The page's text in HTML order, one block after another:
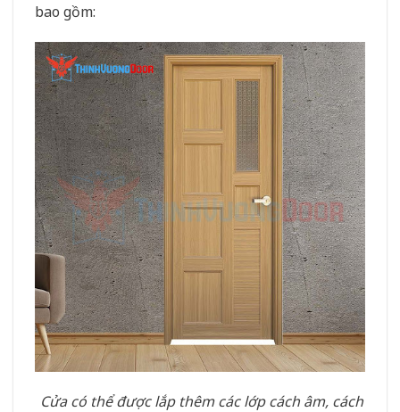
bao gồm:
Cửa có thể được lắp thêm các lớp cách âm, cách